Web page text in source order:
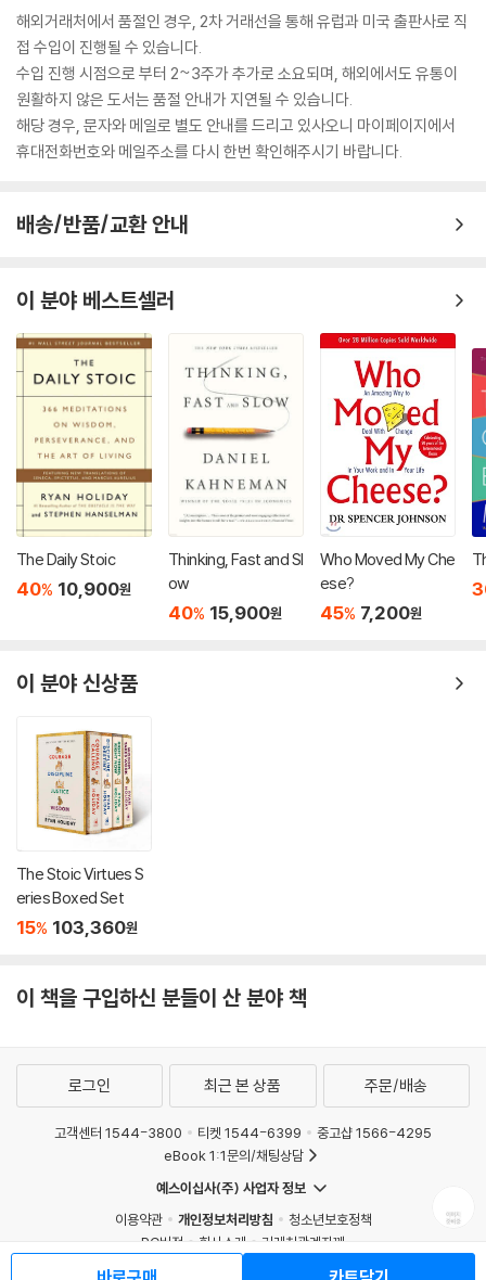
해외거래처에서 품절인 경우, 2차 거래선을 통해 유럽과 미국 출판사로 직
접 수입이 진행될 수 있습니다.
수입 진행 시점으로 부터 2~3주가 추가로 소요되며, 해외에서도 유통이
원활하지 않은 도서는 품절 안내가 지연될 수 있습니다.
해당 경우, 문자와 메일로 별도 안내를 드리고 있사오니 마이페이지에서
휴대전화번호와 메일주소를 다시 한번 확인해주시기 바랍니다.
배송/반품/교환 안내
이 분야 베스트셀러
The Daily Stoic
40% 10,900원
Thinking, Fast and Sl
ow
40% 15,900원
Who Moved My Che
ese?
45% 7,200원
이 분야 신상품
The Stoic Virtues S
eries Boxed Set
15% 103,360원
이 책을 구입하신 분들이 산 분야 책
로그인 최근 본 상품 주문/배송
고객센터 1544-3800 티켓 1544-6399
중고샵 1566-4295
eBook 1:1문의/채팅상담
예스이십사(주) 사업자 정보
이용약관
개인정보처리방침
청소년보호정책
PC버전
회사소개
거래처관계자께